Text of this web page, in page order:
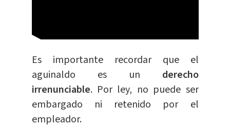
Es importante recordar que el
aguinaldo es un derecho
irrenunciable. Por ley, no puede ser
embargado ni retenido por el
empleador.